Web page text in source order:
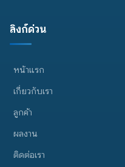
ลิงก์ด่วน
หน้าแรก
เกี่ยวกับเรา
ลูกค้า
ผลงาน
ติดต่อเรา